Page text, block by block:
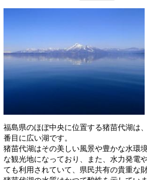
福島県のほぼ中央に位置する猪苗代湖は
番目に広い湖です。
猪苗代湖はその美しい風景や豊かな水環
な観光地になっており、また、水力発電
ても利用されていて、県民共有の貴重な